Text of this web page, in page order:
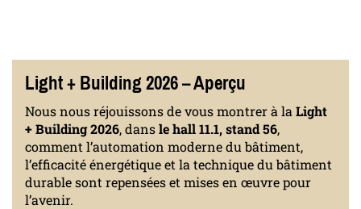
Light + Building 2026 – Aperçu
Nous nous réjouissons de vous montrer à la Light
+ Building 2026, dansle hall 11.1, stand 56,
comment l’automation moderne du bâtiment,
l’efficacité énergétique et la technique du bâtiment
durable sont repensées et mises en œuvre pour
l’avenir.